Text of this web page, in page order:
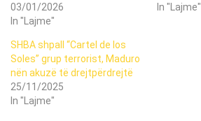
03/01/2026
In "Lajme"
In "Lajme"
SHBA shpall “Cartel de los
Soles” grup terrorist, Maduro
nën akuzë të drejtpërdrejtë
25/11/2025
In "Lajme"